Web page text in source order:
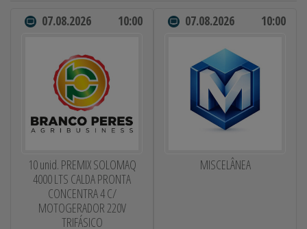
07.08.2026 10:00
10 unid. PREMIX SOLOMAQ
4000 LTS CALDA PRONTA
CONCENTRA 4 C/
MOTOGERADOR 220V
TRIFÁSICO
07.08.2026 10:00
MISCELÂNEA